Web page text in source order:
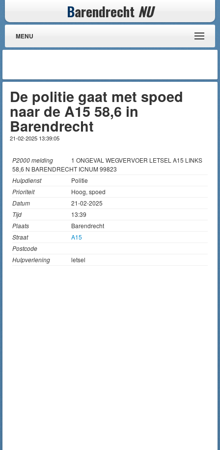
Barendrecht NU
MENU
De politie gaat met spoed
naar de A15 58,6 in
Barendrecht
21-02-2025 13:39:05
P2000 melding
1 ONGEVAL WEGVERVOER LETSEL A15 LINKS
58,6 N BARENDRECHT ICNUM 99823
Hulpdienst
Politie
Prioriteit
Hoog, spoed
Datum
21-02-2025
Tijd
13:39
Plaats
Barendrecht
Straat
A15
Postcode
Hulpverlening
letsel